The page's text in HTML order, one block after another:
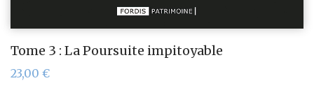
Tome 3 : La Poursuite impitoyable
23,00 €